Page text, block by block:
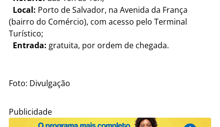
Local: Porto de Salvador, na Avenida da França
(bairro do Comércio), com acesso pelo Terminal
Turístico;
Entrada: gratuita, por ordem de chegada.
Foto: Divulgação
Publicidade